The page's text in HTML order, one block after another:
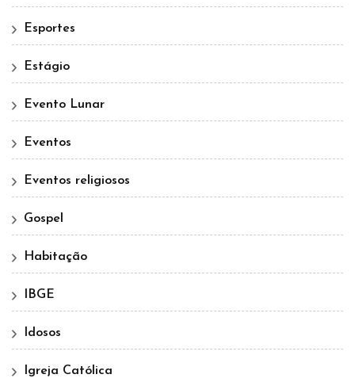
Esportes
Estágio
Evento Lunar
Eventos
Eventos religiosos
Gospel
Habitação
IBGE
Idosos
Igreja Católica